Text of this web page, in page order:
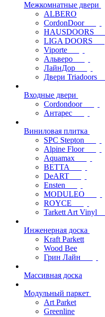
Межкомнатные двери
ALBERO
CordonDoor
HAUSDOORS
LIGA DOORS
Viporte
Альверо
ЛайнДор
Двери Triadoors
Входные двери
Cordondoor
Антарес
Виниловая плитка
SPC Stepton
Alpine Floor
Aquamax
BETTA
DeART
Ensten
MODULEO
ROYCE
Tarkett Art Vinyl
Инженерная доска
Kraft Parkett
Wood Bee
Грин Лайн
Массивная доска
Модульный паркет
Art Parket
Greenline